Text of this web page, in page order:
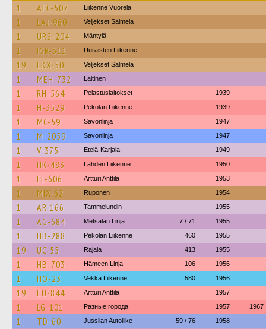
1 AFC-507 Liikenne Vuorela
1 LAJ-960 Veljekset Salmela
1 URS-204 Mäntylä
1 IGR-311 Uuraisten Liikenne
19 LKX-50 Veljekset Salmela
1 MEH-732 Laitinen
1 RH-564 Pelastuslaitokset 1939
1 H-3529 Pekolan Liikenne 1939
1 MC-59 Savonlinja 1947
1 M-2059 Savonlinja 1947
1 V-375 Etelä-Karjala 1949
1 HK-483 Lahden Liikenne 1950
1 FL-606 Artturi Anttila 1953
1 MIX-62 Ruponen 1954
1 AR-166 Tammelundin 1955
1 AG-684 Metsälän Linja 7 / 71 1955
1 HB-288 Pekolan Liikenne 460 1955
19 UC-55 Rajala 413 1955
1 HB-703 Hämeen Linja 106 1956
1 HO-23 Vekka Liikenne 580 1956
19 EU-844 Artturi Anttila 1957
1 LG-101 Разные города 1957 1967
1 TD-60 Jussilan Autoliike 59 / 76 1958